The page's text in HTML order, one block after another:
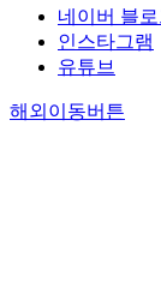
네이버 블
인스타그램
유튜브
해외이동버튼